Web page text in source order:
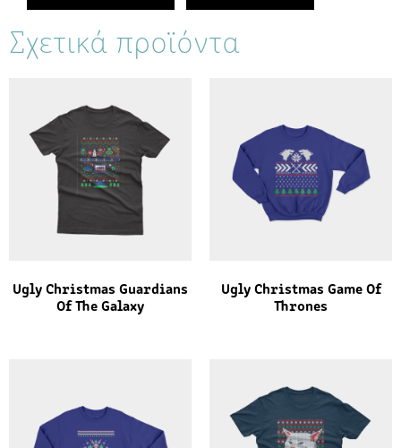
Σχετικά προϊόντα
Ugly Christmas Guardians
Of The Galaxy
Ugly Christmas Game Of
Thrones